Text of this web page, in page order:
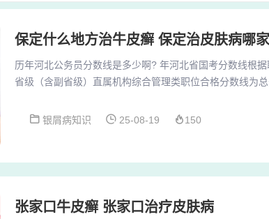
保定什么地方治牛皮癣 保定治皮肤病哪
历年河北公务员分数线是多少啊? 年河北省国考分数线根
省级（含副省级）直属机构综合管理类职位合格分数线为
分，行政职业能力测验科目也必须达到60分及以上。河北
银屑病知识 25-08-19 150
张家口牛皮癣 张家口治疗皮肤病